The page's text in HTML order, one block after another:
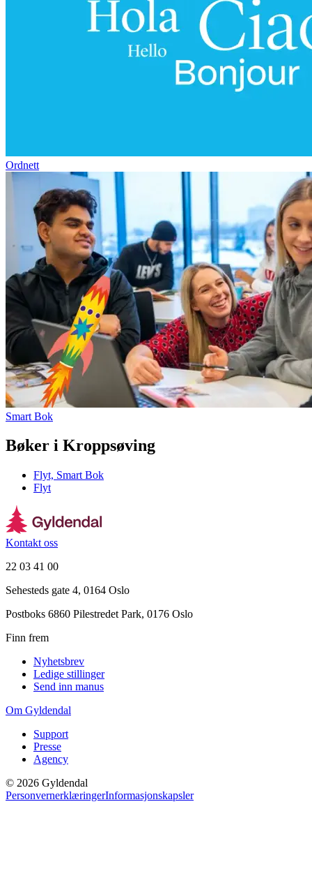
Ordnett
Smart Bok
Bøker i Kroppsøving
Flyt, Smart Bok
Flyt
Kontakt oss
22 03 41 00
Sehesteds gate 4, 0164 Oslo
Postboks 6860 Pilestredet Park, 0176 Oslo
Finn frem
Nyhetsbrev
Ledige stillinger
Send inn manus
Om Gyldendal
Support
Presse
Agency
© 2026 Gyldendal
PersonvernerklæringerInformasjonskapsler